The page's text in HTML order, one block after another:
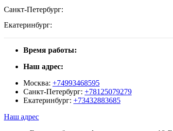
Санкт-Петербург:
Екатеринбург:
Время работы:
Наш адрес:
Москва: +74993468595
Санкт-Петербург: +78125079279
Екатеринбург: +73432883685
Наш адрес